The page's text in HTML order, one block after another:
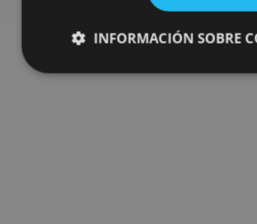
INFORMACIÓN SOBRE